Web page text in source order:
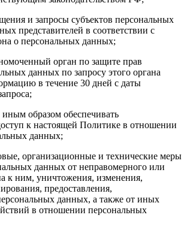
и запросы субъектов персональных
представителей в соответствии с
о персональных данных;
орган по защите прав
данных по запросу этого органа
в течение 30 дней с даты
образом обеспечивать
к настоящей Политике в отношении
данных;
организационные и технические меры
данных от неправомерного или
к ним, уничтожения, изменения,
предоставления,
данных, а также от иных
в отношении персональных